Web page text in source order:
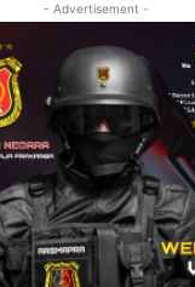
- Advertisement -